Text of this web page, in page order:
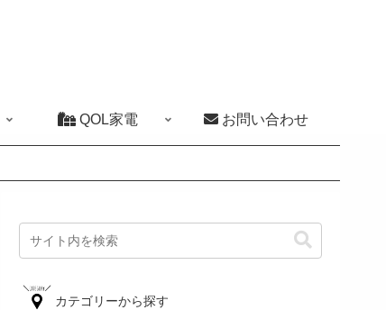
QOL家電 お問い合わせ
カテゴリーから探す